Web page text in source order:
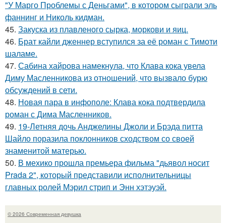
"У Марго Проблемы с Деньгами", в котором сыграли эль
фаннинг и Николь кидман.
45. Закуска из плавленого сырка, моркови и яиц.
46. Брат кайли дженнер вступился за её роман с Тимоти
шаламе.
47. Сабина хайрова намекнула, что Клава кока увела
Диму Масленникова из отношений, что вызвало бурю
обсуждений в сети.
48. Новая пара в инфополе: Клава кока подтвердила
роман с Дима Масленников.
49. 19-Летняя дочь Анджелины Джоли и Брэда питта
Шайло поразила поклонников сходством со своей
знаменитой матерью.
50. В мехико прошла премьера фильма "дьявол носит
Prada 2", который представили исполнительницы
главных ролей Мэрил стрип и Энн хэтэуэй.
© 2026 Современная девушка